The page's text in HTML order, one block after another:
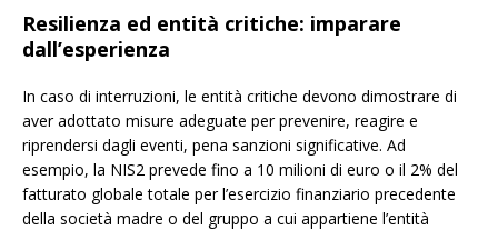
Resilienza ed entità critiche: imparare
dall’esperienza
In caso di interruzioni, le entità critiche devono dimostrare di
aver adottato misure adeguate per prevenire, reagire e
riprendersi dagli eventi, pena sanzioni significative. Ad
esempio, la NIS2 prevede fino a 10 milioni di euro o il 2% del
fatturato globale totale per l’esercizio finanziario precedente
della società madre o del gruppo a cui appartiene l’entità